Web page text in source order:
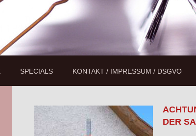
SPECIALS KONTAKT / IMPRESSUM / DSGVO
DER